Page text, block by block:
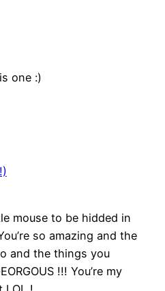
one :)
mouse to be hidded in
so amazing and the
and the things you
!!! You’re my